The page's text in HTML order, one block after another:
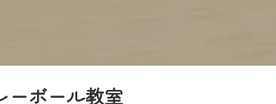
ーボール教室
いメンテナンス作業を予定しています。